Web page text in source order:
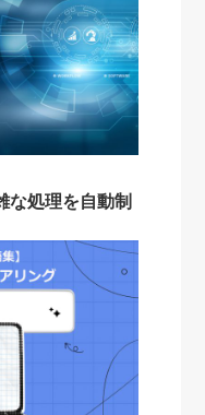
な処理を自動制